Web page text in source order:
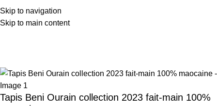
Skip to navigation
Skip to main content
Tapis Beni Ourain collection 2023 fait-main 100%